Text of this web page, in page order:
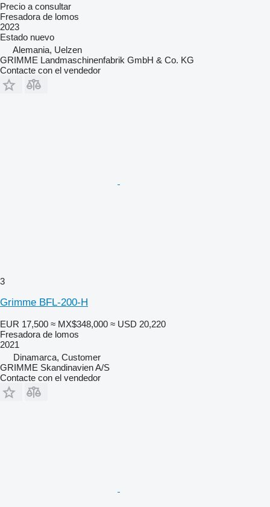
Precio a consultar
Fresadora de lomos
2023
Estado nuevo
Alemania, Uelzen
GRIMME Landmaschinenfabrik GmbH & Co. KG
Contacte con el vendedor
3
Grimme BFL-200-H
EUR 17,500 ≈ MX$348,000 ≈ USD 20,220
Fresadora de lomos
2021
Dinamarca, Customer
GRIMME Skandinavien A/S
Contacte con el vendedor